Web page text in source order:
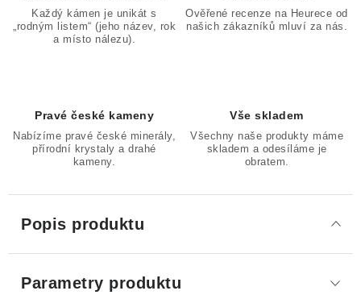
Každý kámen je unikát s
„rodným listem“ (jeho název, rok
a místo nálezu).
Ověřené recenze na Heurece od
našich zákazníků mluví za nás.
Pravé české kameny
Nabízíme pravé české minerály,
přírodní krystaly a drahé
kameny.
Vše skladem
Všechny naše produkty máme
skladem a odesíláme je
obratem.
Popis produktu
Parametry produktu